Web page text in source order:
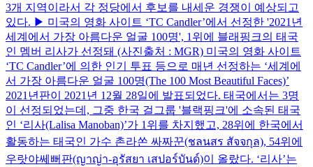
3개 지역이라서 각 정당에서 후보를 내세운 경쟁이 예상되고
있다. ▶ 미국의 영화 사이트 ‘TC Candler’에서 선정한 '2021년
세계에서 가장 아름다운 얼굴 100명', 1위에 블래핑크의 태국
인 멤버 리사가 선정돼 (사진출처 : MGR) 미국의 영화 사이트
‘TC Candler’에 의한 인기 투표 등으로 매년 선정하는 ‘세계에
서 가장 아름다운 얼굴 100명(The 100 Most Beautiful Faces)’
2021년판이 2021년 12월 28일에 발표되었다. 태국에서는 3명
이 선정되었는데, 그중 한국 걸그룹 '블랙핑크'에 소속된 태국
인 ‘리사(Lalisa Manoban)’가 1위를 차지했고, 28위에 한국에서
활동하는 태국인 가수 촌라쏜 싸짜꾼(ชลนสร สัจจกุล), 54위에
우랏야쎄뻐판(ญาญ่า-อุรัสยา เสปอร์บันด์)이 올랐다. ‘리사’는